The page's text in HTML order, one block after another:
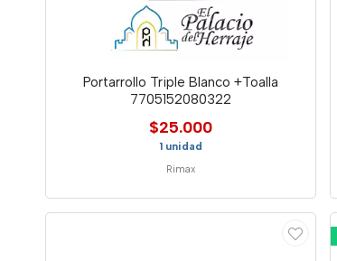
Portarrollo Triple Blanco +Toalla
7705152080322
$25.000
1 unidad
Rimax